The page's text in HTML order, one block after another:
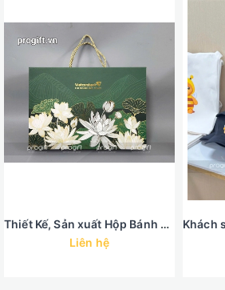
Thiết Kế, Sản xuất Hộp Bánh Trung Thu Quà Tặng
Liên hệ